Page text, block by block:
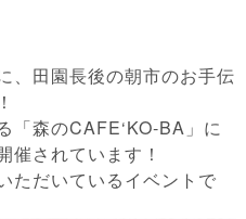
、田園長後の朝市のお手伝
「森のCAFE‘KO‐BA」に
催されています！
ただいているイベントで